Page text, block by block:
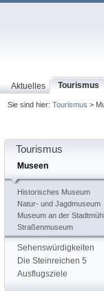
Aktuelles Tourismus
Sie sind hier: Tourismus >
Tourismus
Museen
Historisches Museum
Natur- und Jagdmuseum
Museum an der
Straßenmuseum
Sehenswürdigkeiten
Die Steinreichen 5
Ausflugsziele